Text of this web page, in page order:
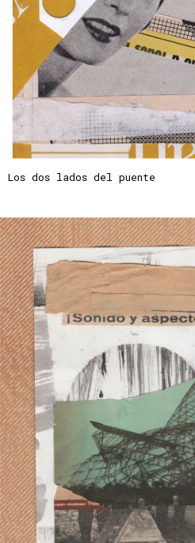
Los dos lados del puente